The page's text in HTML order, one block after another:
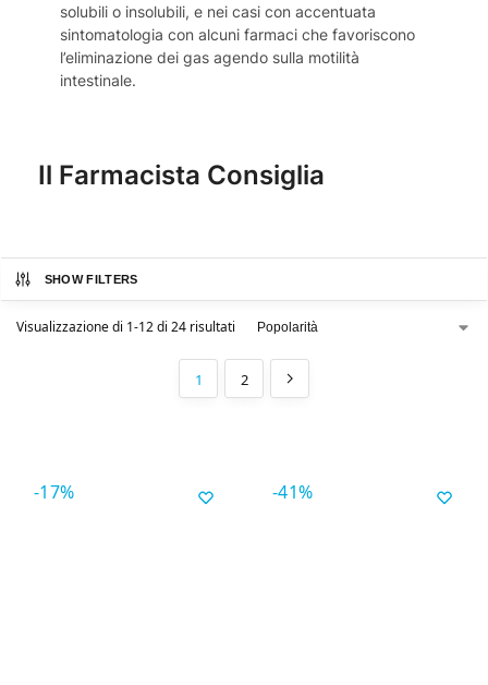
solubili o insolubili, e nei casi con accentuata
sintomatologia con alcuni farmaci che favoriscono
l’eliminazione dei gas agendo sulla motilità
intestinale.
Il Farmacista Consiglia
SHOW FILTERS
Visualizzazione di 1-12 di 24 risultati
1 2
-17% -41%